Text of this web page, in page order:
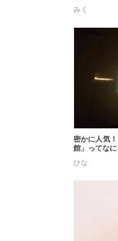
みく
密かに人気
館」ってなに
ひな